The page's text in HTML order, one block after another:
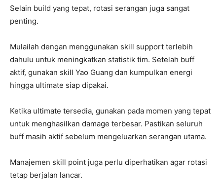
Selain build yang tepat, rotasi serangan juga sangat
penting.
Mulailah dengan menggunakan skill support terlebih
dahulu untuk meningkatkan statistik tim. Setelah buff
aktif, gunakan skill Yao Guang dan kumpulkan energi
hingga ultimate siap dipakai.
Ketika ultimate tersedia, gunakan pada momen yang tepat
untuk menghasilkan damage terbesar. Pastikan seluruh
buff masih aktif sebelum mengeluarkan serangan utama.
Manajemen skill point juga perlu diperhatikan agar rotasi
tetap berjalan lancar.